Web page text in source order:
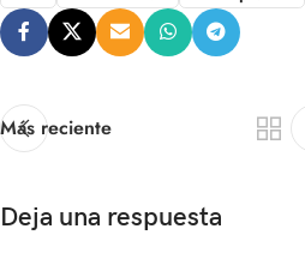
Más reciente
Deja una respuesta